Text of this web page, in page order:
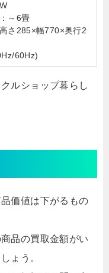
～6畳
さ285×幅770×奥行2
60Hz)
ルショップ暮らし
価値は下がるもの
品の買取金額がい
ょう。